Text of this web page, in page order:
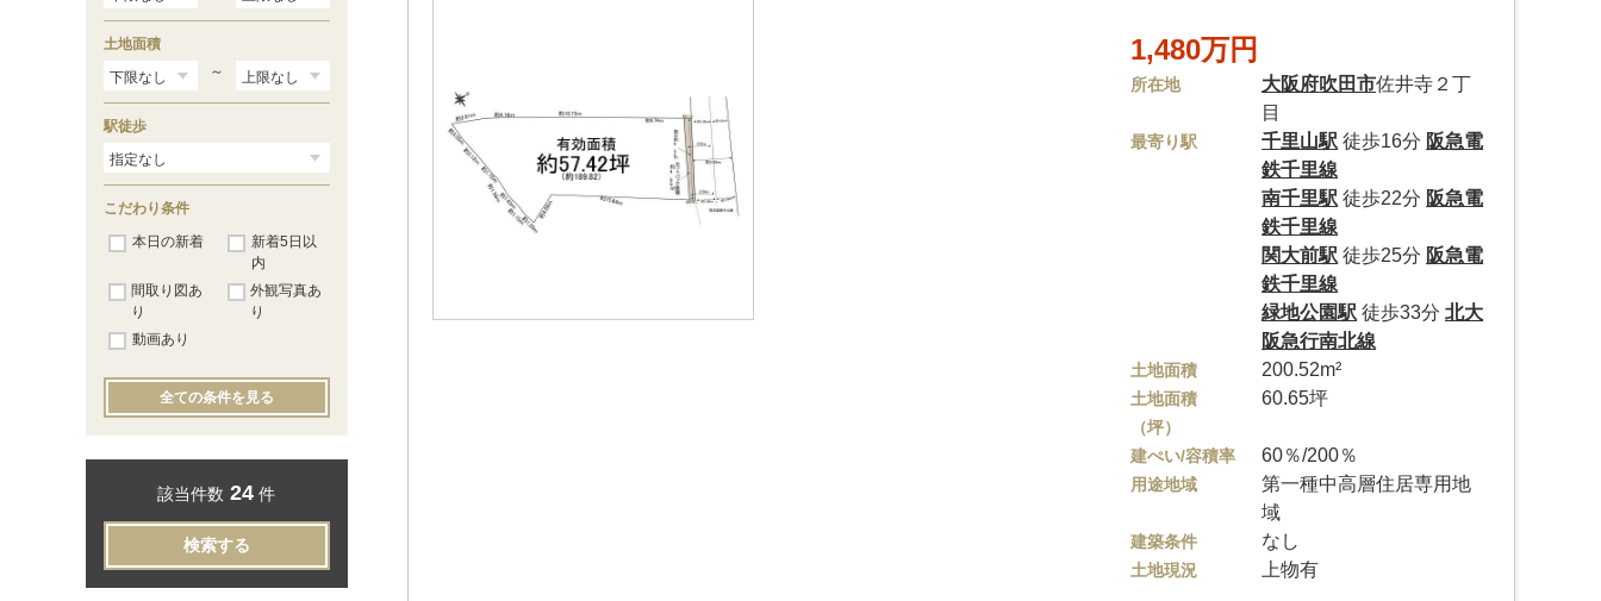
1,480万円
所在地 大阪府吹田市佐井寺２丁
目
最寄り駅 千里山駅 徒歩16分 阪急電
鉄千里線
南千里駅 徒歩22分 阪急電
鉄千里線
関大前駅 徒歩25分 阪急電
鉄千里線
緑地公園駅 徒歩33分北大
阪急行南北線
土地面積 200.52m²
土地面積
（坪）
60.65坪
建ぺい/容積率 60％/200％
用途地域
第一種中高層住居専用地
域
建築条件 なし
土地現況 上物有
土地面積
～
駅徒歩
こだわり条件
本日の新着
新着5日以
内
間取り図あ
り
外観写真あ
り
動画あり
全ての条件を見る
該当件数 24 件
検索する